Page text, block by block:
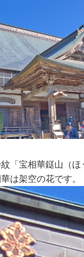
「宝相華鎹山（
は架空の花です。